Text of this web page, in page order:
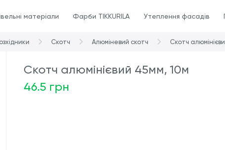
матеріали Фарби TIKKURILA Утеплення фасадів
Скотч Алюміневий скотч Скотч
Скотч алюмінієвий 45мм, 10м
46.5 грн